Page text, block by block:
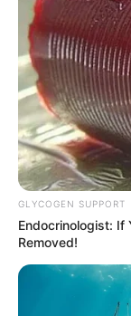
GLYCOGEN SUPPORT
Endocrinologist: If
Removed!